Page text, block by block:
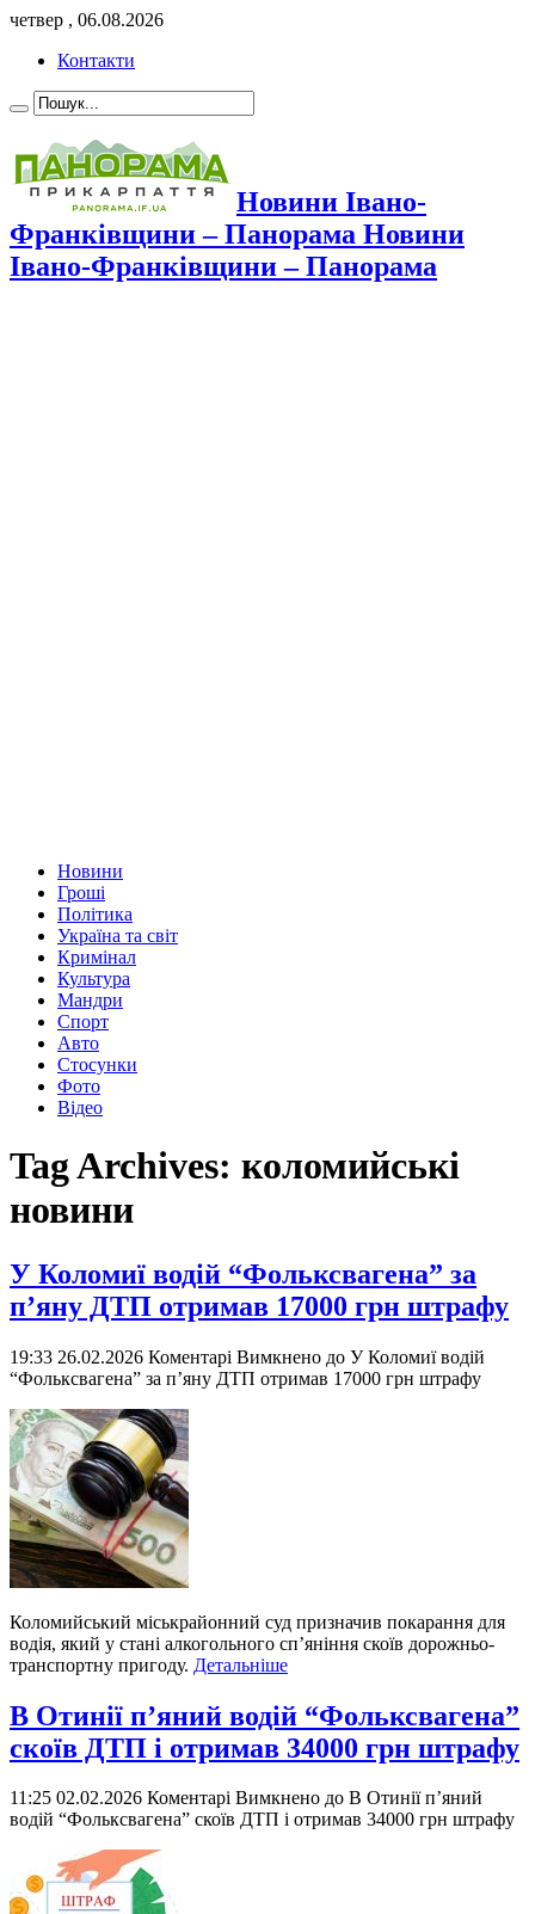
четвер , 06.08.2026
Контакти
Новини Івано-
Франківщини – Панорама Новини
Івано-Франківщини – Панорама
Новини
Гроші
Політика
Україна та світ
Кримінал
Культура
Мандри
Спорт
Авто
Стосунки
Фото
Відео
Tag Archives: коломийські
новини
У Коломиї водій “Фольксвагена” за
п’яну ДТП отримав 17000 грн штрафу
19:33 26.02.2026 Коментарі Вимкнено до У Коломиї водій
“Фольксвагена” за п’яну ДТП отримав 17000 грн штрафу
Коломийський міськрайонний суд призначив покарання для
водія, який у стані алкогольного сп’яніння скоїв дорожньо-
транспортну пригоду. Детальніше
В Отинії п’яний водій “Фольксвагена”
скоїв ДТП і отримав 34000 грн штрафу
11:25 02.02.2026 Коментарі Вимкнено до В Отинії п’яний
водій “Фольксвагена” скоїв ДТП і отримав 34000 грн штрафу